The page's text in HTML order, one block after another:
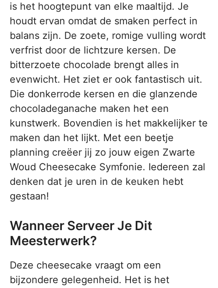
is het hoogtepunt van elke maaltijd. Je
houdt ervan omdat de smaken perfect in
balans zijn. De zoete, romige vulling wordt
verfrist door de lichtzure kersen. De
bitterzoete chocolade brengt alles in
evenwicht. Het ziet er ook fantastisch uit.
Die donkerrode kersen en die glanzende
chocoladeganache maken het een
kunstwerk. Bovendien is het makkelijker te
maken dan het lijkt. Met een beetje
planning creëer jij zo jouw eigen Zwarte
Woud Cheesecake Symfonie. Iedereen zal
denken dat je uren in de keuken hebt
gestaan!
Wanneer Serveer Je Dit
Meesterwerk?
Deze cheesecake vraagt om een
bijzondere gelegenheid. Het is het